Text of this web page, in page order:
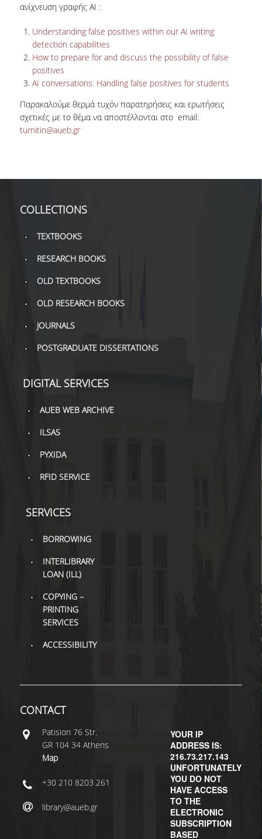
HEAL-LINK PORTAL
COMMUNICATION
ανίχνευση γραφής ΑΙ :
Understanding false positives within our AI writing
detection capabilities
How to prepare for and discuss the possibility of false
positives
ΑI conversations: Handling false positives for students
Παρακαλούμε θερμά τυχόν παρατηρήσεις και ερωτήσεις
σχετικές με το θέμα να αποστέλλονται στο email:
turnitin@aueb.gr
COLLECTIONS
TEXTBOOKS
RESEARCH BOOKS
OLD TEXTBOOKS
OLD RESEARCH BOOKS
JOURNALS
POSTGRADUATE DISSERTATIONS
DIGITAL SERVICES
AUEB WEB ARCHIVE
ILSAS
PYXIDA
RFID SERVICE
SERVICES
BORROWING
INTERLIBRARY
LOAN (ILL)
COPYING –
PRINTING
SERVICES
ACCESSIBILITY
YOUR IP
ADDRESS IS:
216.73.217.143
UNFORTUNATELY
YOU DO NOT
HAVE ACCESS
TO THE
ELECTRONIC
SUBSCRIPTION
BASED
CONTACT
Patisiοn 76 Str.
GR 104 34 Athens
Map
+30 210 8203 261
library@aueb.gr